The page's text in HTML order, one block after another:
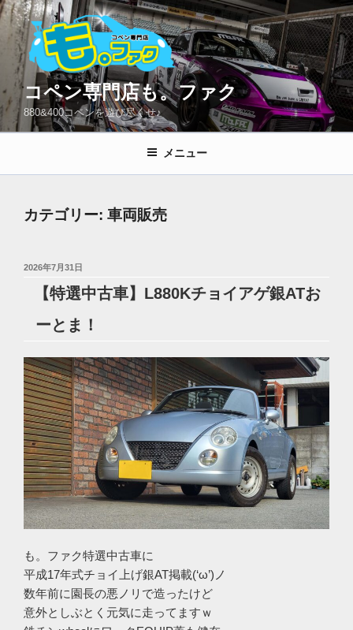
コ
ン
へ
プ
コペン専門店も。ファク
880&400コペンを遊び尽くせ♪
メニュー
カテゴリー: 車両販売
投
2026年7月31日
【特選中古車】L880Kチョイアゲ銀ATお
ーとま！
も。ファク特選中古車に
平成17年式チョイ上げ銀AT掲載(‘ω’)ノ
数年前に園長の悪ノリで造ったけど
意外としぶとく元気に走ってますｗ